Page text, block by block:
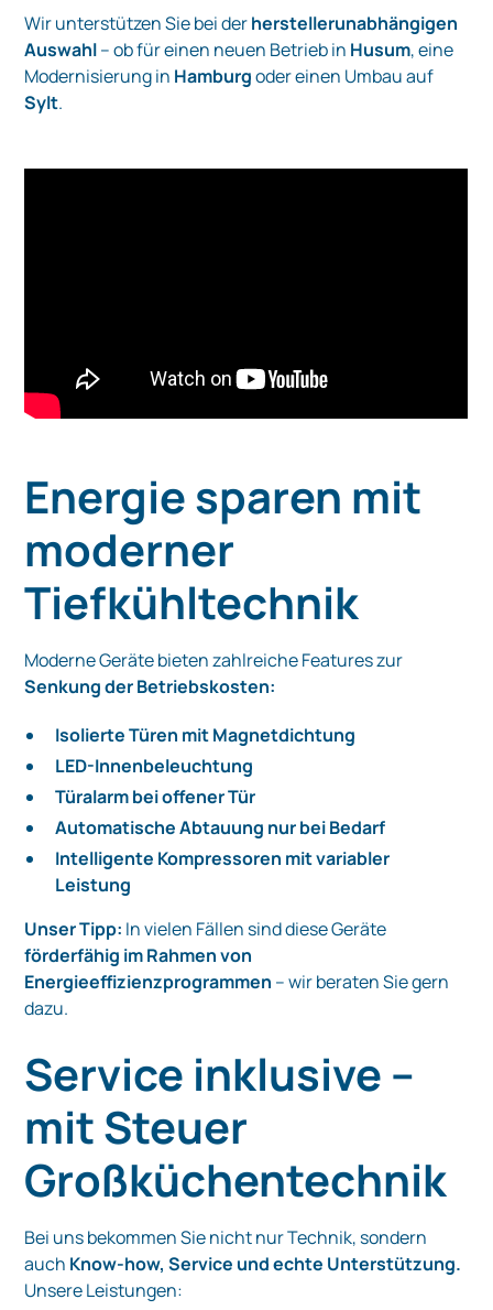
Wir unterstützen Sie bei derherstellerunabhängigen
Auswahl– ob für einen neuen Betrieb in Husum, eine
Modernisierung in Hamburgoder einen Umbau auf
Sylt.
Energie sparen mit
moderner
Tiefkühltechnik
Moderne Geräte bieten zahlreiche Features zur
Senkung der Betriebskosten:
Isolierte Türen mit Magnetdichtung
LED-Innenbeleuchtung
Türalarm bei offener Tür
Automatische Abtauung nur bei Bedarf
Intelligente Kompressoren mit variabler
Leistung
Unser Tipp: In vielen Fällen sind diese Geräte
förderfähig im Rahmen von
Energieeffizienzprogrammen – wir beraten Sie gern
dazu.
Service inklusive –
mit Steuer
Großküchentechnik
Bei uns bekommen Sie nicht nur Technik, sondern
auch Know-how, Service und echte Unterstützung.
Unsere Leistungen: